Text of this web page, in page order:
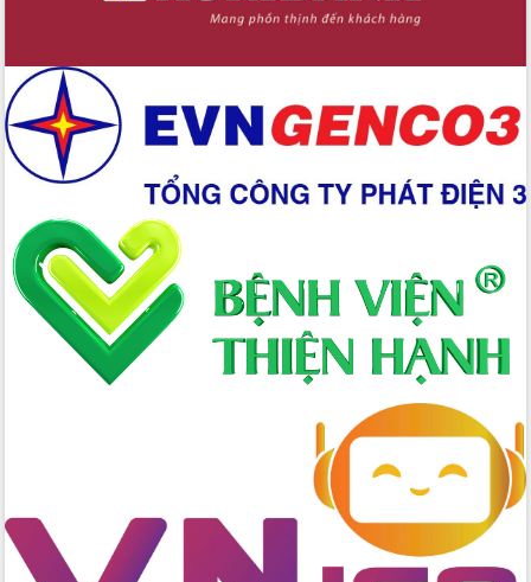
Triển khai đồng bộ đo đạc, lập hồ sơ
đai
Ứng dụng sinh trắc học - Bước tiến
trong hành trình chuyển đổi số tại Đắk
Lắk
Đắk Lắk nâng cao hiệu quả công tác
Đảng từ Sổ tay đảng viên điện tử
Đắk Lắk đẩy mạnh nuôi biển công
nghệ, hướng tới phát triển thủy sản
bền vững
Tập huấn nâng cao năng lực triển khai
chuyển đổi số cho cán bộ, công chức
Đắk Lắk phát động hưởng ứng Ngày
Tổ chức trang trọng Lễ hội Đền thờ
Lương Văn Chánh năm 2026